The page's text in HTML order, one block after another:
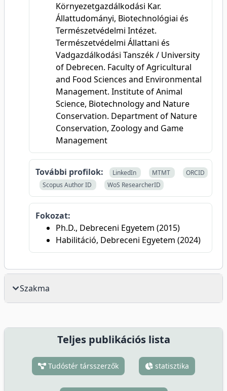
Környezetgazdálkodási Kar.
Állattudományi, Biotechnológiai és
Természetvédelmi Intézet.
Természetvédelmi Állattani és
Vadgazdálkodási Tanszék / University
of Debrecen. Faculty of Agricultural
and Food Sciences and Environmental
Management. Institute of Animal
Science, Biotechnology and Nature
Conservation. Department of Nature
Conservation, Zoology and Game
Management
További profilok: LinkedIn MTMT
ORCID
Scopus Author ID
WoS ResearcherID
Fokozat:
Ph.D., Debreceni Egyetem (2015)
Habilitáció, Debreceni Egyetem (2024)
Szakma
Teljes publikációs lista
Tudóstér társszerzők statisztika